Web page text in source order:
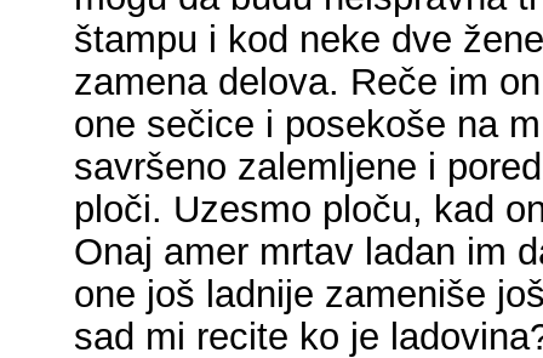
štampu i kod neke dve
zamena delova. Reče im
one sečice i posekoše na
savršeno zalemljene i
ploči. Uzesmo ploču, kad
Onaj amer mrtav ladan im
one još ladnije zameniše
sad mi recite ko je